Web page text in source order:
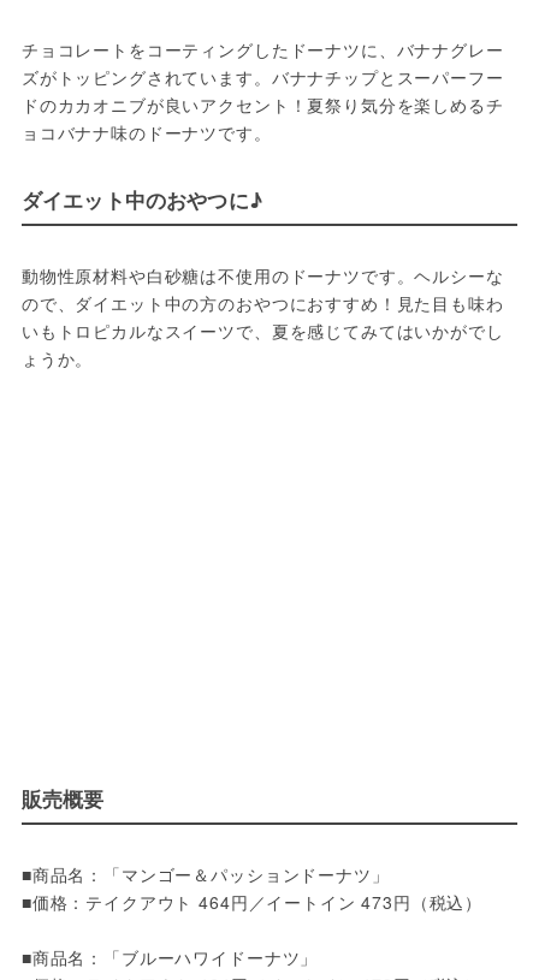
チョコレートをコーティングしたドーナツに、バナナグレー
ズがトッピングされています。バナナチップとスーパーフー
ドのカカオニブが良いアクセント！夏祭り気分を楽しめるチ
ョコバナナ味のドーナツです。
ダイエット中のおやつに♪
動物性原材料や白砂糖は不使用のドーナツです。ヘルシーな
ので、ダイエット中の方のおやつにおすすめ！見た目も味わ
いもトロピカルなスイーツで、夏を感じてみてはいかがでし
ょうか。
販売概要
■商品名：「マンゴー＆パッションドーナツ」
■価格：テイクアウト 464円／イートイン 473円（税込）
■商品名：「ブルーハワイドーナツ」